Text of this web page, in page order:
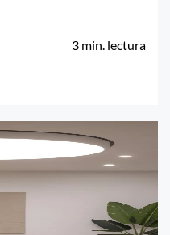
3 min. lectura